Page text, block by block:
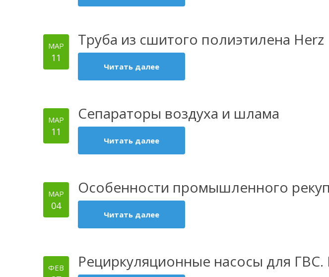
МАР
11
Труба из сшитого полиэтилена Herz
Читать далее
МАР
11
Сепараторы воздуха и шлама
Читать далее
МАР
04
Особенности промышленного
Читать далее
ФЕВ Рециркуляционные насосы для